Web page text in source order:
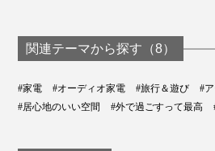
関連テーマから探す（8）
#家電 #オーディオ家電 #旅行＆遊び #
#居心地のいい空間
#外で過ごすって最高